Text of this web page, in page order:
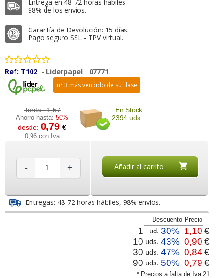
Entrega en 48-72 horas hábiles
98% de los envíos.
Garantía de Devolución: 15 días.
Pago seguro SSL - TPV virtual.
Ref: T102 - Liderpapel 07771
n° 3 más vendido de su clase
Tarifa :1,57
Ahorro hasta:50%
desde:0,79€
0,96 con Iva
En Stock
2394 uds.
- + Añadir al carrito
Entregas: 48-72 horas hábiles, 98% envíos.
* Precios a falta de Iva 21
Descuento Precio
1 ud. 30% 1,10 €
10 uds. 43% 0,90 €
30 uds. 47% 0,84 €
90 uds. 50% 0,79 €